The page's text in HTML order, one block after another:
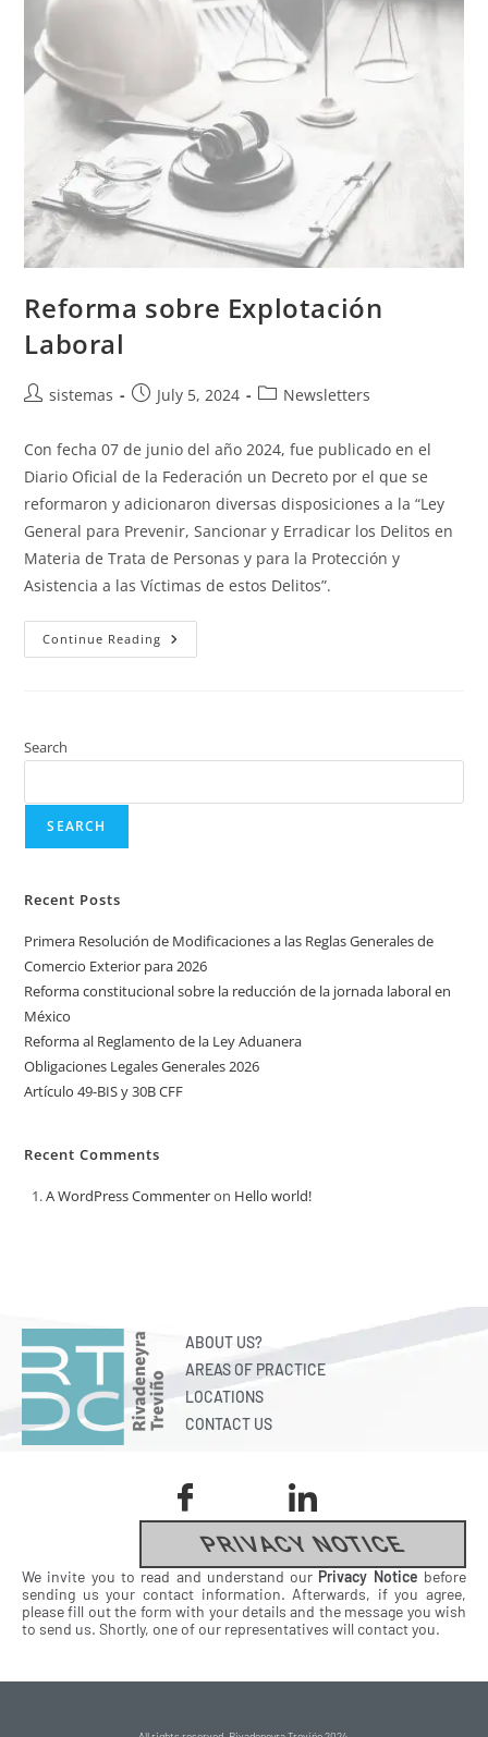
Reforma sobre Explotación
Laboral
sistemas July 5, 2024 Newsletters
Con fecha 07 de junio del año 2024, fue publicado en el
Diario Oficial de la Federación un Decreto por el que se
reformaron y adicionaron diversas disposiciones a la “Ley
General para Prevenir, Sancionar y Erradicar los Delitos en
Materia de Trata de Personas y para la Protección y
Asistencia a las Víctimas de estos Delitos”.
Continue Reading
Search
SEARCH
Recent Posts
Primera Resolución de Modificaciones a las Reglas Generales de
Comercio Exterior para 2026
Reforma constitucional sobre la reducción de la jornada laboral en
México
Reforma al Reglamento de la Ley Aduanera
Obligaciones Legales Generales 2026
Artículo 49-BIS y 30B CFF
Recent Comments
A WordPress Commenteron Hello world!
ABOUT US?
AREAS OF PRACTICE
LOCATIONS
CONTACT US
PRIVACY NOTICE
We invite you to read and understand our Privacy Notice before
sending us your contact information. Afterwards, if you agree,
please fill out the form with your details and the message you wish
to send us. Shortly, one of our representatives will contact you.